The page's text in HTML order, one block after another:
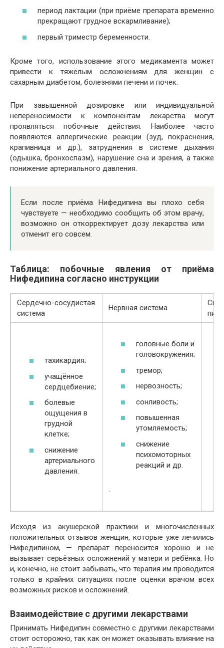
период лактации (при приёме препарата временно
прекращают грудное вскармливание);
первый триместр беременности.
Кроме того, использование этого медикамента может
привести к тяжёлым осложнениям для женщин с
сахарным диабетом, болезнями печени и почек.
При завышенной дозировке или индивидуальной
непереносимости к компонентам лекарства могут
проявляться побочные действия. Наиболее часто
появляются аллергические реакции (зуд, покраснения,
крапивница и др.), затруднения в системе дыхания
(одышка, бронхоспазм), нарушение сна и зрения, а также
понижение артериального давления.
Если после приёма Нифедипина вы плохо себя
чувствуете — необходимо сообщить об этом врачу,
возможно он откорректирует дозу лекарства или
отменит его совсем.
Таблица: побочные явления от приёма
Нифедипина согласно инструкции
Сердечно-сосудистая
система
Нервная система
тахикардия;
учащённое
сердцебиение;
болевые
ощущения в
грудной
клетке;
снижение
артериального
давления.
головные боли и
головокружения;
тремор;
нервозность;
сонливость;
повышенная
утомляемость;
снижение
психомоторных
реакций и др.
.
Исходя из акушерской практики и многочисленных
положительных отзывов женщин, которые уже лечились
Нифедипином, — препарат переносится хорошо и не
вызывает серьёзных осложнений у матери и ребёнка. Но
и, конечно, не стоит забывать, что терапия им проводится
только в крайних ситуациях после оценки врачом всех
возможных рисков и осложнений.
Взаимодействие с другими лекарствами
Принимать Нифедипин совместно с другими лекарствами
стоит осторожно, так как он может оказывать влияние на